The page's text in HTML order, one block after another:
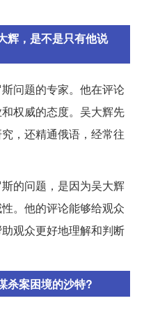
辉，是不是只有他说
问题的专家。他在评论
权威的态度。吴大辉先
，还精通俄语，经常往
的问题，是因为吴大辉
。他的评论能够给观众
观众更好地理解和判断
杀案困境的沙特?